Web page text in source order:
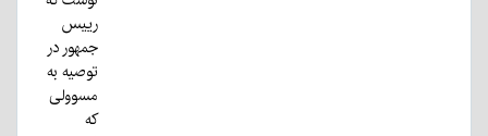
رییس
جمهور در
توصیه به
مسوولی
که